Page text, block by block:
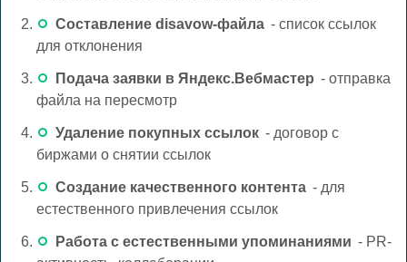
Составление disavow-файла - список ссылок
для отклонения
Подача заявки в Яндекс.Вебмастер - отправка
файла на пересмотр
Удаление покупных ссылок - договор с
биржами о снятии ссылок
Создание качественного контента - для
естественного привлечения ссылок
Работа с естественными упоминаниями - PR-